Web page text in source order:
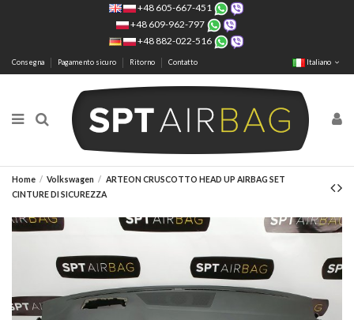
+48 605-667-451
+48 609-962-797
+48 882-022-516
Consegna Pagamento sicuro Ritorno Contatto Italiano
Home Volkswagen
ARTEON CRUSCOTTO HEAD UP AIRBAG SET
CINTURE DI SICUREZZA